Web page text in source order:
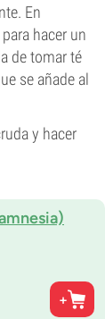
En
hacer un
de tomar té
se añade al
y hacer